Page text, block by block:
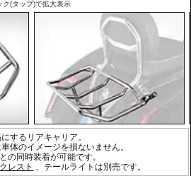
ク(タップ)で拡大表示
するリアキャリア。
体のイメージを損ないません。
との同時装着が可能です。
レスト 、テールライトは別売です。